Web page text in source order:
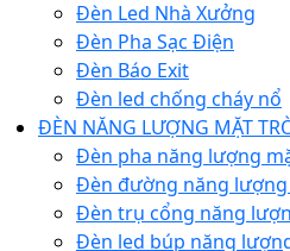
Đèn Led Nhà Xưởng
Đèn Pha Sạc Điện
Đèn Báo Exit
Đèn led chống cháy nổ
ĐÈN NĂNG LƯỢNG MẶT
Đèn pha năng lượng
Đèn đường năng
Đèn trụ cổng năng
Đèn led búp năng